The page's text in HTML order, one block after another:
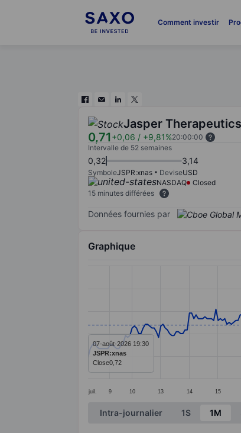
Comment investir
Jasper
0,71+0,06 / +9,81%20:00:00
Intervalle de 52 semaines
0,32 3,14
SymboleJSPR:xnas DeviseUSD
NASDAQ
Closed
15 minutes différées
Données fournies par
Graphique
The chart has 1 X axis displaying
The chart has 1 Y axis displaying
juil. 9 10 13 14 15
07-août-2026 19:30
JSPR:xnas
Close0,72
End of interactive chart.
Intra-journalier 1S 1M